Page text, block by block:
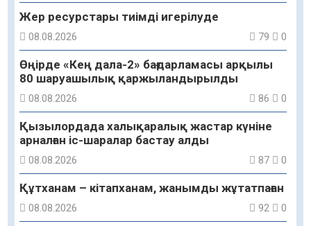
Жер ресурстары тиімді игерілуде
08.08.2026 79 0
Өңірде «Кең дала-2» бағдарламасы арқылы
80 шаруашылық қаржыландырылды
08.08.2026 86 0
Қызылордада халықаралық жастар күніне
арналған іс-шаралар бастау алды
08.08.2026 87 0
Құтханам – кітапханам, жанымды жұтатпаған
08.08.2026 92 0